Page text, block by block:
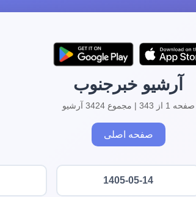
آرشیو خبرجنوب
صفحه 1 از 343 | مجموع 3424 آرشیو
صفحه اصلی
1405-05-14